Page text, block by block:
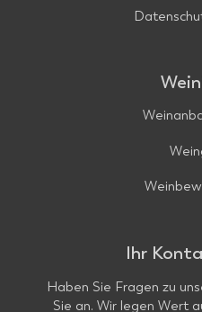
Ihr
Haben Sie Fragen zu
Sie an. Wir legen Wert